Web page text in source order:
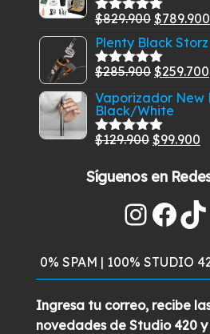
era:
$269.900.
Valorado
5
$829.900 El
precio
original
era:
$789.900
Plenty Black
Valorado
5
$285.900 El
precio
original
era:
$285.900.
$259.700
Vaporizador New
Black/White
Valorado
5
$129.900 El
original
$129.900.
$99.900
Síguenos en
0% SPAM | 100% STUDIO
Ingresa tu correo, recibe
novedades de Studio 420